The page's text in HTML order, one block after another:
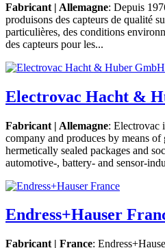
Fabricant | Allemagne: Depuis
produisons des capteurs de qualité
particulières, des conditions
des capteurs pour les...
Electrovac Hacht &
Fabricant | Allemagne: Electrovac
company and produces by means
hermetically sealed packages and
automotive-, battery- and sensor-
Endress+Hauser
Fabricant | France: